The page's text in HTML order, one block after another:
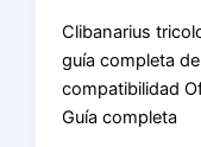
Clibanarius
guía completa
compatibilidad
Guía completa